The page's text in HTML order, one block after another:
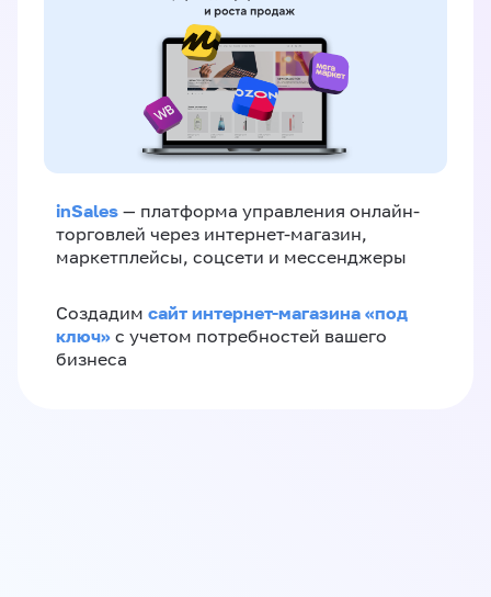
inSales — платформа управления онлайн-
торговлей через интернет-магазин,
маркетплейсы, соцсети и мессенджеры
Создадим сайт интернет-магазина «под
ключ» с учетом потребностей вашего
бизнеса